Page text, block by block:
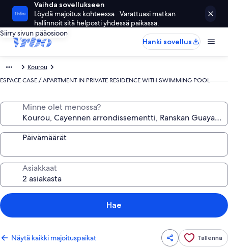
Vaihda sovellukseen
Löydä majoitus kohteessa . Varattuasi matkan
hallinnoit sitä helposti yhdessä paikassa.
Siirry sivun pääosioon
Hanki sovellus
Kourou
ESPACE CASE / APARTMENT IN PRIVATE RESIDENCE WITH SWIMMING POOL
Minne olet menossa?
Päivämäärät
Asiakkaat
Hae
Näytä kaikki majoituspaikat Tallenna